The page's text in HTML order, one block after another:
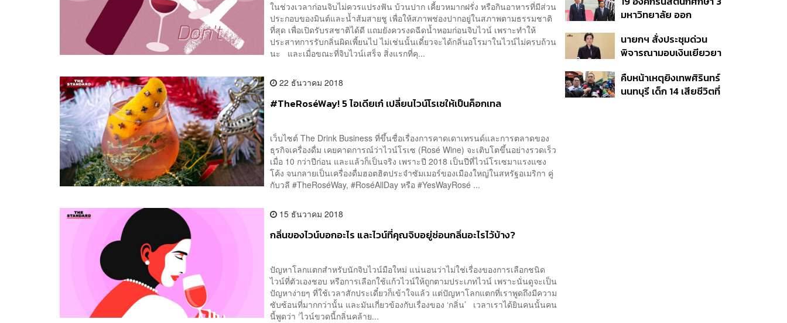
ในช่วงเวลาก่อนจิบไม่ควรแปรงฟัน บ้วนปาก เคี้ยวหมากฝรั่ง หรือกินอาหารที่มีส่วน
ประกอบของมินต์และน้ำส้มสายชู เพื่อให้สภาพช่องปากอยู่ในสภาพตามธรรมชาติ
ที่สุด เพื่อเปิดรับรสชาติได้ดี แถมยังควรงดฉีดน้ำหอมก่อนจิบไวน์ เพราะทำให้
ประสาทการรับกลิ่นผิดเพี้ยนไป ไม่เช่นนั้นเดี๋ยวจะได้กลิ่นอโรมาในไวน์ไม่ครบถ้วน
นะ และเมื่อขณะที่จิบไวน์เสร็จ สิ่งแรกที่คุ...
22 ธันวาคม 2018
#TheRoséWay! 5 ไอเดียเก๋ เปลี่ยนไวน์โรเซให้เป็นค็อกเทล
เว็บไซต์ The Drink Business ที่ขึ้นชื่อเรื่องการคาดเดาเทรนด์และการตลาดของ
ธุรกิจเครื่องดื่ม เคยคาดการณ์ว่าไวน์โรเซ (Rosé Wine) จะเติบโตขึ้นอย่างรวดเร็ว
เมื่อ 10 กว่าปีก่อน และแล้วก็เป็นจริง เพราะปี 2018 เป็นปีที่ไวน์โรเซมาแรงแซง
โค้ง จนกลายเป็นเครื่องดื่มฮอตฮิตประจำซัมเมอร์ของเมืองใหญ่ในสหรัฐอเมริกา คู่
กับวลี #TheRoséWay, #RoséAllDay หรือ #YesWayRosé ...
15 ธันวาคม 2018
กลิ่นของไวน์บอกอะไร และไวน์ที่คุณจิบอยู่ซ่อนกลิ่นอะไรไว้บ้าง?
ปัญหาโลกแตกสำหรับนักจิบไวน์มือใหม่ แน่นอนว่าไม่ใช่เรื่องของการเลือกชนิด
ไวน์ที่ตัวเองชอบ หรือการเลือกใช้แก้วไวน์ให้ถูกตามประเภทไวน์ เพราะนั่นดูจะเป็น
ปัญหาง่ายๆ ที่ใช้เวลาสักประเดี๋ยวก็เข้าใจแล้ว แต่ปัญหาโลกแตกที่เราพูดถึงมีความ
ซับซ้อนที่มากกว่านั้น และมันเกี่ยวข้องกับเรื่องของ ‘กลิ่น’ เวลาเราได้ยินคนนั้นคน
นี้พูดว่า ‘ไวน์ขวดนี้กลิ่นคล้าย...
มหาวิทยาลัย ออก
รัฐบาลต้อนรับ ‘มิน อ่อง
หล่าย’
นายกฯ สั่งประชุมด่วน
พิจารณามอบเงินเยียวยา
ลบ. ทุพพลภาพ 7 แสนบาท
บาดเจ็บสาหัส 2 แสนบาท
คืบหน้าเหตุยิงเทพศิรินทร์
นนทบุรี เด็ก 14 เสียชีวิตที่